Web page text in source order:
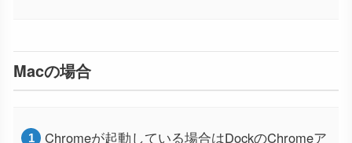
Macの場合
Chromeが起動している場合はDockのChromeア